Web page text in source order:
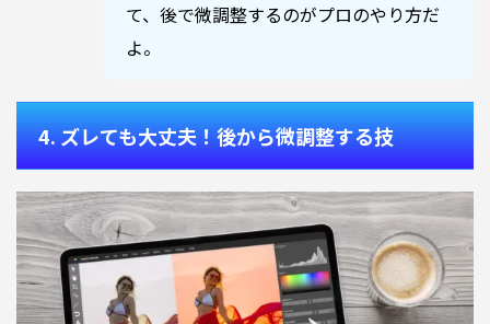
て、後で微調整するのがプロのやり方だ
よ。
4. ズレても大丈夫！後から微調整する技